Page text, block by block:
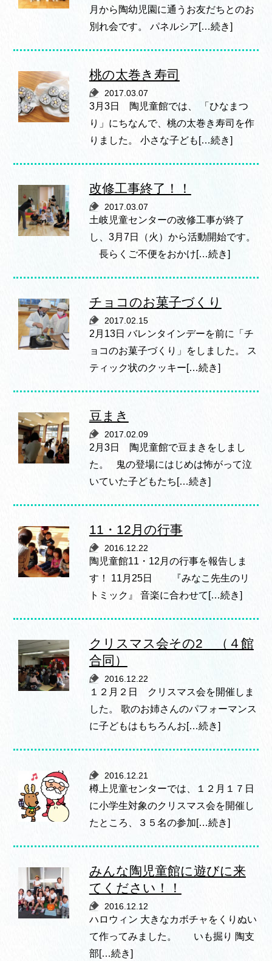
月から陶幼児園に通うお友だちとのお
別れ会です。 パネルシア[…続き]
桃の太巻き寿司
2017.03.07
3月3日 陶児童館では、 「ひなまつ
り」にちなんで、桃の太巻き寿司を作
りました。 小さな子ども[…続き]
改修工事終了！！
2017.03.07
土岐児童センターの改修工事が終了
し、3月7日（火）から活動開始です。
長らくご不便をおかけ[…続き]
チョコのお菓子づくり
2017.02.15
2月13日 バレンタインデーを前に「チ
ョコのお菓子づくり」をしました。 ス
ティック状のクッキー[…続き]
豆まき
2017.02.09
2月3日 陶児童館で豆まきをしまし
た。 鬼の登場にはじめは怖がって泣
いていた子どもたち[…続き]
11・12月の行事
2016.12.22
陶児童館11・12月の行事を報告しま
す！ 11月25日 『みなこ先生のリ
トミック』 音楽に合わせて[…続き]
クリスマス会その2 （４館
合同）
2016.12.22
１２月２日 クリスマス会を開催しま
した。 歌のお姉さんのパフォーマンス
に子どもはもちろんお[…続き]
2016.12.21
樽上児童センターでは、１２月１７日
に小学生対象のクリスマス会を開催し
たところ、３５名の参加[…続き]
みんな陶児童館に遊びに来
てください！！
2016.12.12
ハロウィン 大きなカボチャをくりぬい
て作ってみました。 いも掘り 陶支
部[…続き]